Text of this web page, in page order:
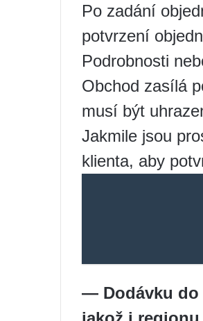
Po zadání
potvrzení
Podrobnosti
Obchod zasílá
musí být
Jakmile jsou
klienta, aby
— Dodávku do